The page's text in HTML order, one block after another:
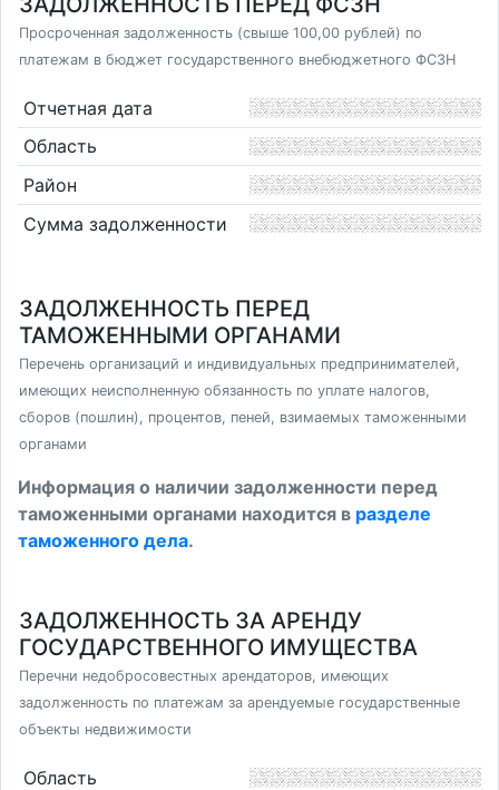
Просроченная задолженность (свыше 100,00 рублей) по
платежам в бюджет государственного внебюджетного ФСЗН
Отчетная дата
Область
Район
Сумма задолженности
ЗАДОЛЖЕННОСТЬ ПЕРЕД
ТАМОЖЕННЫМИ ОРГАНАМИ
Перечень организаций и индивидуальных предпринимателей,
имеющих неисполненную обязанность по уплате налогов,
сборов (пошлин), процентов, пеней, взимаемых таможенными
органами
Информация о наличии задолженности перед
таможенными органами находится в разделе
таможенного дела.
ЗАДОЛЖЕННОСТЬ ЗА АРЕНДУ
ГОСУДАРСТВЕННОГО ИМУЩЕСТВА
Перечни недобросовестных арендаторов, имеющих
задолженность по платежам за арендуемые государственные
объекты недвижимости
Область